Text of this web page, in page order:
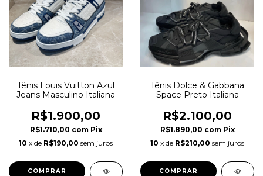
Tênis Louis Vuitton Azul
Jeans Masculino Italiana
R$1.900,00
R$1.710,00 com Pix
10 x de R$190,00 sem juros
COMPRAR
Tênis Dolce & Gabbana
Space Preto Italiana
R$2.100,00
R$1.890,00 com Pix
10 x de R$210,00 sem juros
COMPRAR